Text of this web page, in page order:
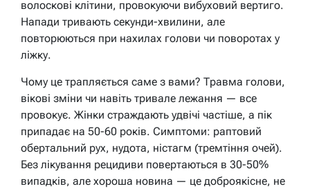
волоскові клітини, провокуючи вибуховий вертиго.
Напади тривають секунди-хвилини, але
повторюються при нахилах голови чи поворотах у
ліжку.
Чому це трапляється саме з вами? Травма голови,
вікові зміни чи навіть тривале лежання — все
провокує. Жінки страждають удвічі частіше, а пік
припадає на 50-60 років. Симптоми: раптовий
обертальний рух, нудота, ністагм (тремтіння очей).
Без лікування рецидиви повертаються в 30-50%
випадків, але хороша новина — це доброякісне, не